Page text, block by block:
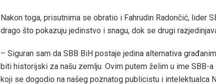
Nakon toga, prisutnima se obratio i Fahrudin Radončić, lider
drago što pokazuju jedinstvo i snagu, dok se drugi
– Siguran sam da SBB BiH postaje jedina alternativa
biti historijski za našu zemlju. Ovim putem želim u ime SBB-
koji se dogodio na našeg poznatog publicistu i intelektualca